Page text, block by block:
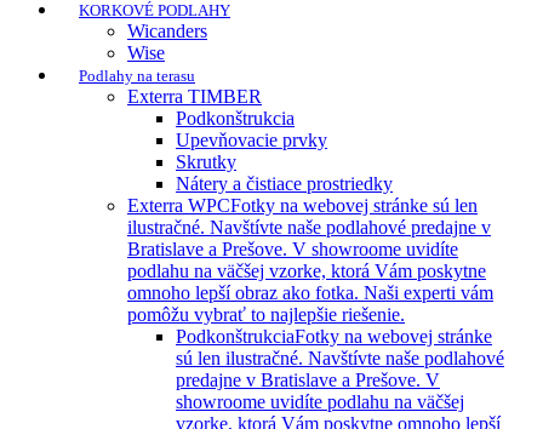
KORKOVÉ PODLAHY
Wicanders
Wise
Podlahy na terasu
Exterra TIMBER
Podkonštrukcia
Upevňovacie prvky
Skrutky
Nátery a čistiace prostriedky
Exterra WPCFotky na webovej stránke sú len
ilustračné. Navštívte naše podlahové predajne v
Bratislave a Prešove. V showroome uvidíte
podlahu na väčšej vzorke, ktorá Vám poskytne
omnoho lepší obraz ako fotka. Naši experti vám
pomôžu vybrať to najlepšie riešenie.
PodkonštrukciaFotky na webovej stránke
sú len ilustračné. Navštívte naše podlahové
predajne v Bratislave a Prešove. V
showroome uvidíte podlahu na väčšej
vzorke, ktorá Vám poskytne omnoho lepší